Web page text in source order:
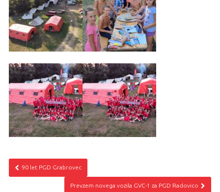
90 let PGD Grabrovec
Prevzem novega vozila GVC-1 za PGD Radovico